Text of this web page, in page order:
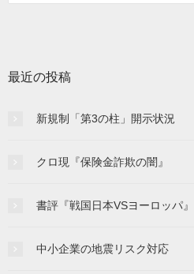
最近の投稿
新規制「第3の柱」開示状況
クロ現『保険金詐欺の闇』
書評『戦国日本VSヨーロッパ』
中小企業の地震リスク対応